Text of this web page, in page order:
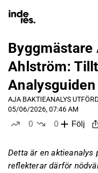
Byggmästare
Ahlström:
Analysguiden
AJA BAKTIEANALYS
05/06/2026, 07:46 AM
0
0
Följ
Detta är en aktieanalys
reflekterar därför